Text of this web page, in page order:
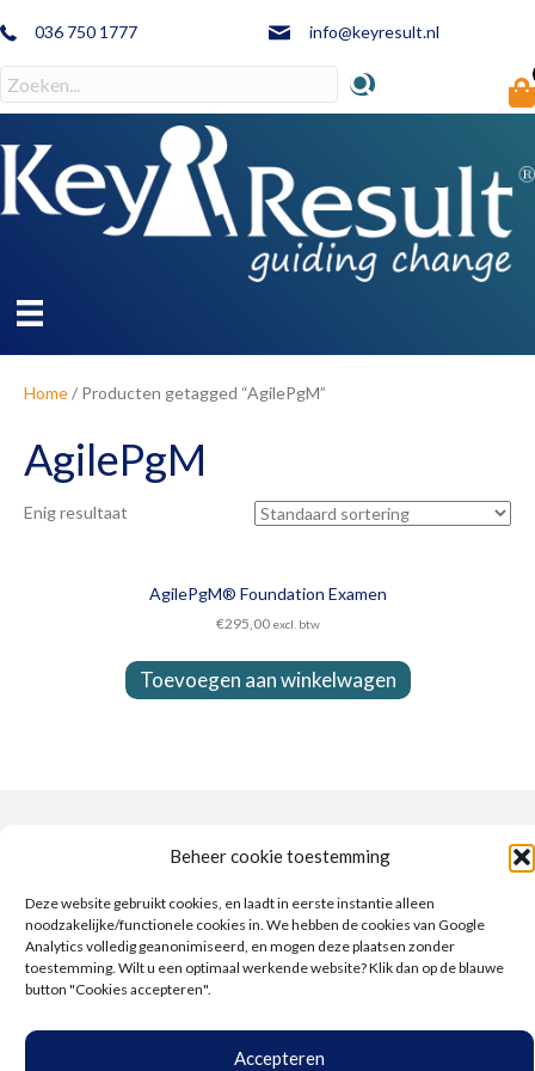
Beheer cookie toestemming
Deze website gebruikt cookies, en laadt in eerste instantie alleen
noodzakelijke/functionele cookies in. We hebben de cookies van Google
Analytics volledig geanonimiseerd, en mogen deze plaatsen zonder
toestemming. Wilt u een optimaal werkende website? Klik dan op de blauwe
button "Cookies accepteren".
Accepteren
036 750 1777 info@keyresult.nl
Home/ Producten getagged “AgilePgM”
AgilePgM
Enig resultaat
AgilePgM® Foundation Examen
€295,00 excl. btw
Toevoegen aan winkelwagen